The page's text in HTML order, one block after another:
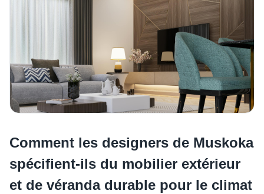
Comment les designers de Muskoka
spécifient-ils du mobilier extérieur
et de véranda durable pour le climat